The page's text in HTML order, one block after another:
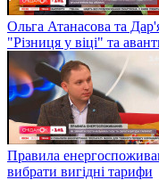
Ольга Атанасова та
"Різниця у віці" та
Правила
вибрати вигідні тарифи